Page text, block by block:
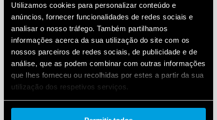
Utilizamos cookies para personalizar conteúdo e
anúncios, fornecer funcionalidades de redes sociais e
analisar o nosso tráfego. Também partilhamos
informações acerca da sua utilização do site com os
nossos parceiros de redes sociais, de publicidade e de
análise, que as podem combinar com outras informações
que lhes forneceu ou recolhidas por estes a partir da sua
utilização dos respetivos serviços.
Cookie policy.